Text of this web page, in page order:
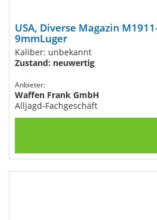
USA, Diverse Magazin
9mmLuger
Kaliber: unbekannt
Zustand: neuwertig
Anbieter:
Waffen Frank GmbH
Alljagd-Fachgeschäft